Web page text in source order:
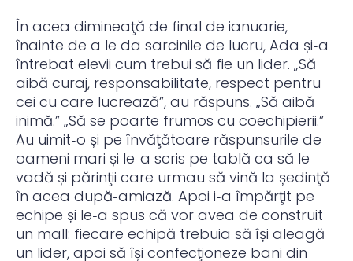
În acea dimineaţă de final de ianuarie,
înainte de a le da sarcinile de lucru, Ada și‑a
întrebat elevii cum trebui să fie un lider. „Să
aibă curaj, responsabilitate, respect pentru
cei cu care lucrează”, au răspuns. „Să aibă
inimă.” „Să se poarte frumos cu coechipierii.”
Au uimit‑o și pe învăţătoare răspunsurile de
oameni mari și le‑a scris pe tablă ca să le
vadă și părinţii care urmau să vină la ședinţă
în acea după‑amiază. Apoi i‑a împărţit pe
echipe și le‑a spus că vor avea de construit
un mall: fiecare echipă trebuia să își aleagă
un lider, apoi să își confecţioneze bani din